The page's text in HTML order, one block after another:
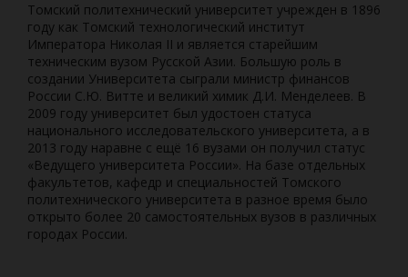
Томский политехнический университет учрежден в 1896
году как Томский технологический институт
Императора Николая II и является старейшим
техническим вузом Русской Азии. Большую роль в
создании Университета сыграли министр финансов
России С.Ю. Витте и великий химик Д.И. Менделеев. В
2009 году университет был удостоен статуса
национального исследовательского университета, а в
2013 году наравне с ещё 16 вузами он получил статус
«Ведущего университета России». На базе отдельных
факультетов, кафедр и специальностей Томского
политехнического университета в разное время было
открыто более 20 самостоятельных вузов в различных
городах России.